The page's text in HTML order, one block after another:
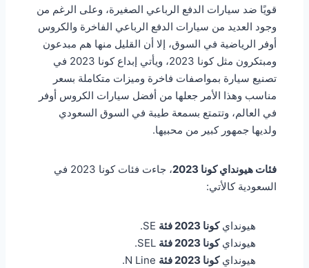
قويًا ضد سيارات الدفع الرباعي الصغيرة، وعلى الرغم من
وجود العديد من سيارات الدفع الرباعي الفاخرة والكروس
أوفر الرياضية في السوق، إلا أن القليل منها هم مبدعون
ومبتكرون مثل كونا 2023، ويأتي إبداع كونا 2023 في
تصنيع سيارة بمواصفات فاخرة وميزات متكاملة بسعر
مناسب وهذا الأمر جعلها من أفضل سيارات الكروس أوفر
في العالم، وتتمتع بسمعة طيبة في السوق السعودي
ولديها جمهور كبير من محبيها.
فئات هيونداي كونا 2023
، جاءت فئات كونا 2023 في
السعودية كالأتي:
هيوندايكونا 2023 فئة
هيوندايكونا 2023 فئة
هيوندايكونا 2023 فئة